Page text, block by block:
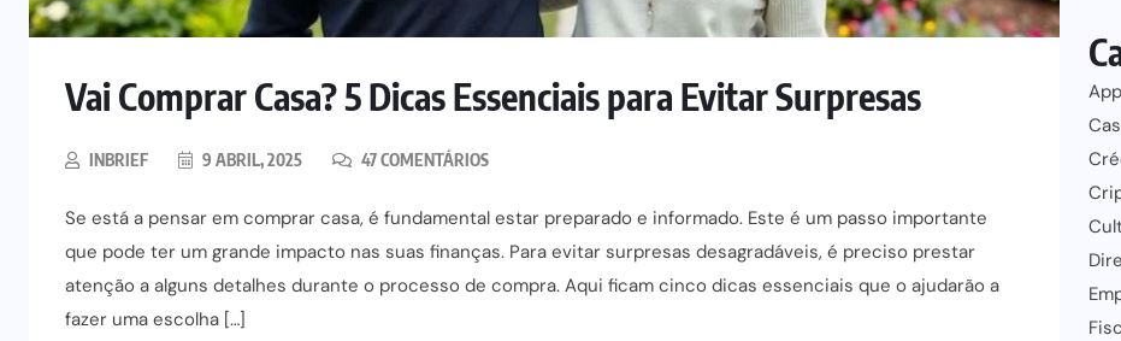
Vai Comprar Casa? 5 Dicas Essenciais para Evitar Surpresas
INBRIEF 9 ABRIL, 2025 47 COMENTÁRIOS
Se está a pensar em comprar casa, é fundamental estar preparado e informado. Este é um passo importante
que pode ter um grande impacto nas suas finanças. Para evitar surpresas desagradáveis, é preciso prestar
atenção a alguns detalhes durante o processo de compra. Aqui ficam cinco dicas essenciais que o ajudarão a
fazer uma escolha […]